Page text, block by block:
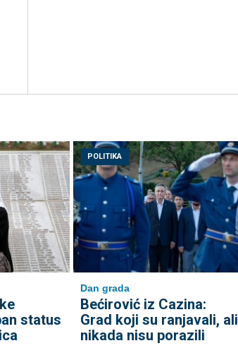
status
POLITIKA
Dan grada
Bećirović iz Cazina:
Grad koji su ranjavali, ali
nikada nisu porazili